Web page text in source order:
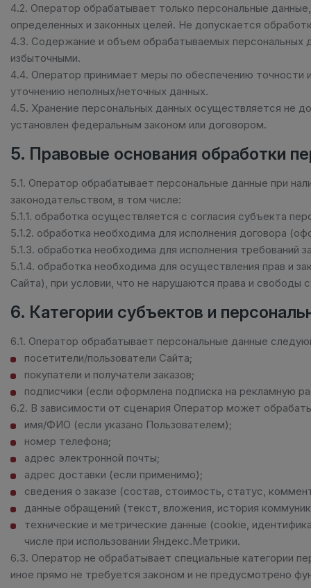
4.2. Оператор обрабатывает только персональные
определенных и законных целей. Не допускается
4.3. Содержание и объем обрабатываемых персональных
избыточными.
4.4. Оператор принимает меры по обеспечению точности
уточнению неполных/неточных данных.
4.5. Хранение персональных данных осуществляется не
установлен федеральным законом или договором.
5. Правовые основания обработки
5.1. Оператор обрабатывает персональные данные при
законодательством, в том числе:
5.1.1. обработка осуществляется с согласия субъекта
5.1.2. обработка необходима для исполнения договора
5.1.3. обработка необходима для исполнения
5.1.4. обработка необходима для осуществления прав и
Сайта), при условии, что не нарушаются права и свободы
6. Категории субъектов и
6.1. Оператор обрабатывает персональные данные
посетители/пользователи Сайта;
покупатели и получатели заказов;
подписчики (если оформлена подписка на рекламную
6.2. В зависимости от сценария Оператор может
имя/ФИО (если указано Пользователем);
номер телефона;
адрес электронной почты;
адрес доставки (если применимо);
сведения о заказе (состав, стоимость, статус,
данные обращений (текст, вложения, история
технические и метрические данные (cookie,
числе при использовании Яндекс.Метрики.
6.3. Оператор не обрабатывает специальные категории
иное прямо не требуется законом и не предусмотрено